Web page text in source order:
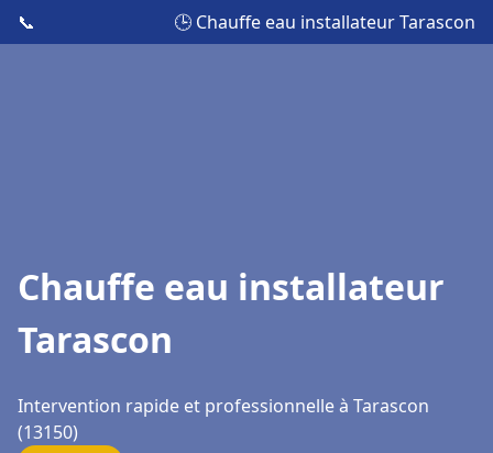
📞 🕒 Chauffe eau installateur Tarascon
Chauffe eau installateur
Tarascon
Intervention rapide et professionnelle à Tarascon
(13150)